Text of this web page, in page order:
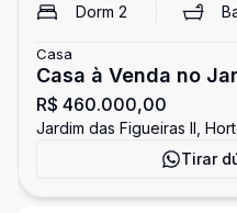
Dorm 2
Casa
Casa à Venda no
Hortolândia
R$ 460.000,00
Jardim das Figueiras II,
Tirar